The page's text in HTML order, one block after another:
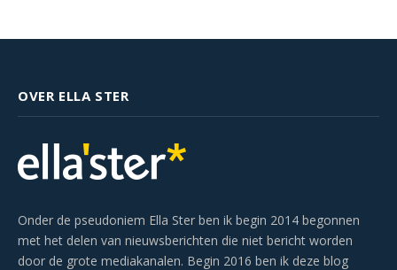
OVER ELLA STER
Onder de pseudoniem Ella Ster ben ik begin 2014 begonnen
met het delen van nieuwsberichten die niet bericht worden
door de grote mediakanalen. Begin 2016 ben ik deze blog